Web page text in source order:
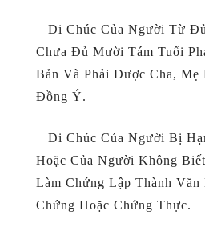
Di Chúc Của Người Từ
Chưa Đủ Mười Tám Tuổi
Bản Và Phải Được Cha, Mẹ
Đồng Ý.
Di Chúc Của Người Bị
Hoặc Của Người Không
Làm Chứng Lập Thành Văn
Chứng Hoặc Chứng Thực.